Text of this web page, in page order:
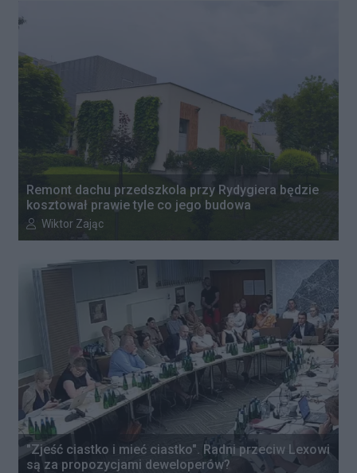
Remont dachu przedszkola przy Rydygiera będzie
kosztował prawie tyle co jego budowa
Autor artykułu:
Wiktor Zając
"Zjeść ciastko i mieć ciastko". Radni przeciw Lexowi
są za propozycjami deweloperów?